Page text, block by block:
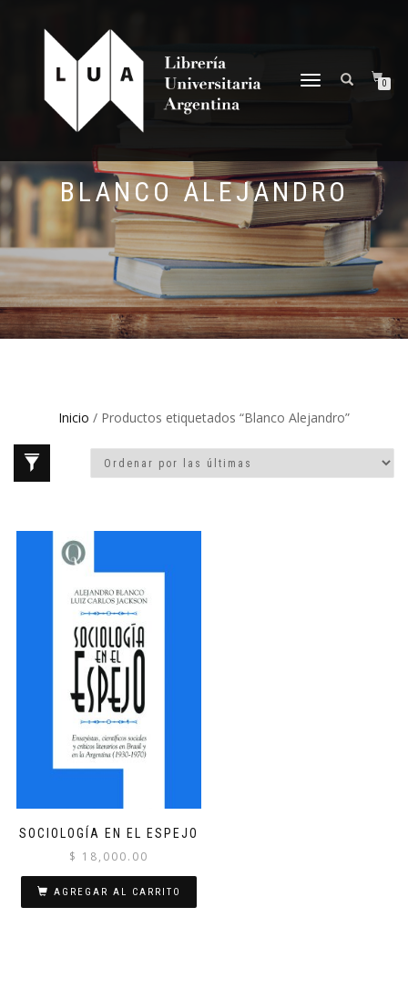
NAVEGACIÓN
0
BLANCO ALEJANDRO
Inicio / Productos etiquetados “Blanco Alejandro”
SOCIOLOGÍA EN EL ESPEJO
$ 18,000.00
AGREGAR AL CARRITO